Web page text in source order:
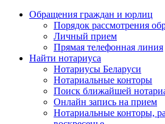
Обращения граждан и юрлиц
Порядок рассмотрения
Личный прием
Прямая телефонная линия
Найти нотариуса
Нотариусы Беларуси
Нотариальные конторы
Поиск ближайшей
Онлайн запись на прием
Нотариальные конторы,